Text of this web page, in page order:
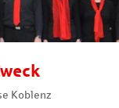
Koblenz